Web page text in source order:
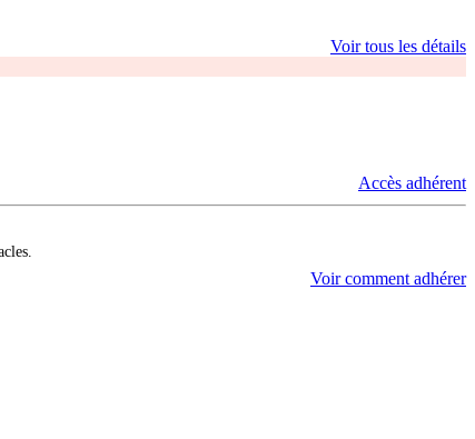
Voir tous les détails
Accès adhérent
Voir comment adhérer